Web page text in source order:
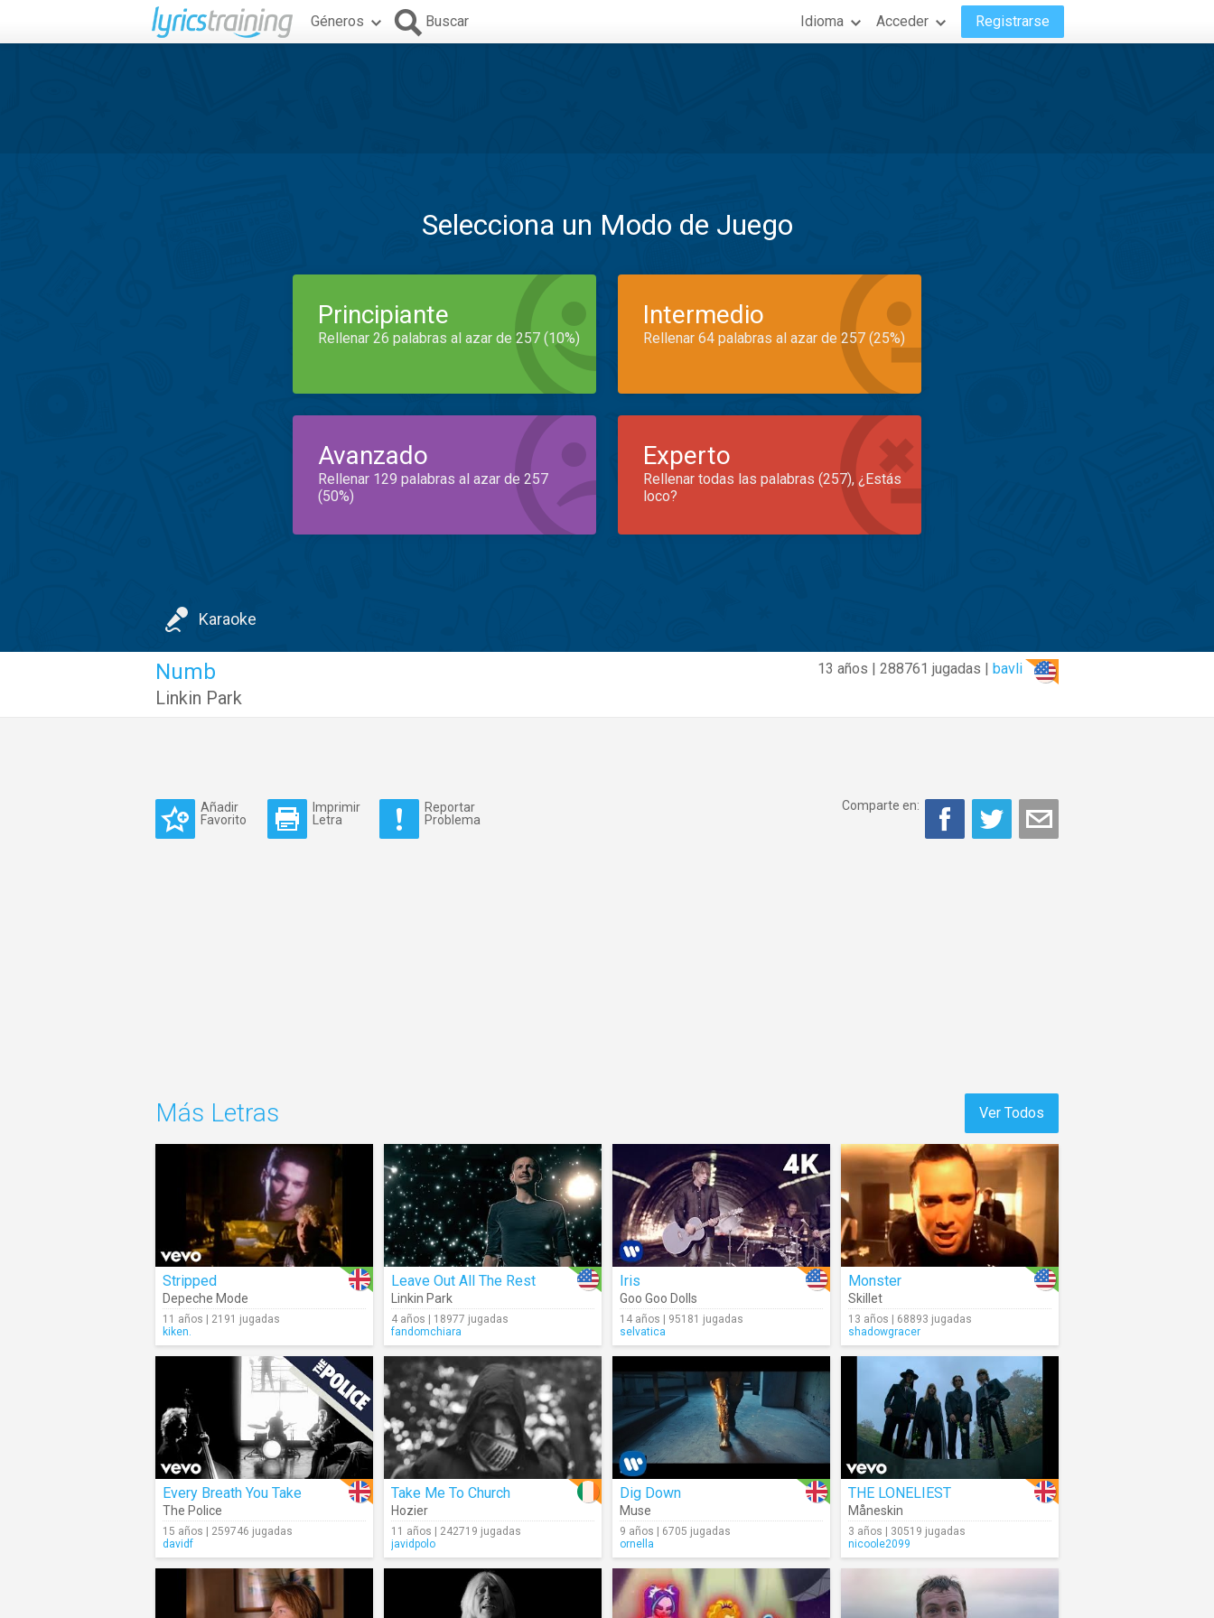
Géneros Buscar Idioma Acceder Registrarse
Selecciona un Modo de Juego
Principiante
Rellenar 26 palabras al azar de 257 (10%)
Intermedio
Rellenar 64 palabras al azar de 257 (25%)
Avanzado
Rellenar 129 palabras al azar de 257
(50%)
Experto
Rellenar todas las palabras (257), ¿Estás
loco?
Karaoke
13 años | 288761 jugadas | bavli
Numb
Linkin Park
Añadir
Favorito
Imprimir
Letra
Reportar
Problema
Comparte en:
Ver Todos
Más Letras
Stripped
Depeche Mode
11 años | 2191 jugadas
kiken.
Leave Out All The Rest
Linkin Park
4 años | 18977 jugadas
fandomchiara
Iris
Goo Goo Dolls
14 años | 95181 jugadas
selvatica
Monster
Skillet
13 años | 68893 jugadas
shadowgracer
Every Breath You Take
The Police
15 años | 259746 jugadas
davidf
Take Me To Church
Hozier
11 años | 242719 jugadas
javidpolo
Dig Down
Muse
9 años | 6705 jugadas
ornella
THE LONELIEST
Måneskin
3 años | 30519 jugadas
nicoole2099